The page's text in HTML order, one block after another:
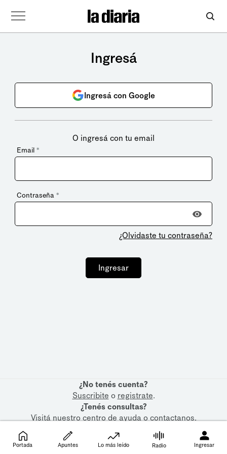
Ingresá
Ingresá con Google
O ingresá con tu email
Email *
Contraseña *
¿Olvidaste tu contraseña?
Ingresar
¿No tenés cuenta?
Suscribite o registrate.
¿Tenés consultas?
Visitá nuestrocentro de ayudaocontactanos.
Portada Apuntes Lo más leído Radio Ingresar